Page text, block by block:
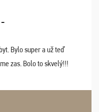
-
Bylo super a už teď
zas. Bolo to skvelý!!!